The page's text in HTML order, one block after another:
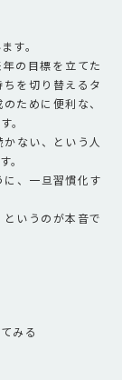
す。
の目標を立てた
を切り替えるタ
ために便利な、
。
ない、という人
。
、一旦習慣化す
いうのが本音で
みる